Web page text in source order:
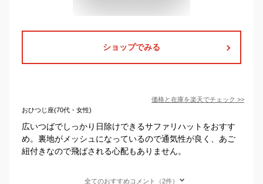
ショップでみる
価格と在庫を楽天でチェック >>
おひつじ座(70代・女性)
広いつばでしっかり日除けできるサファリハットをおすす
め。裏地がメッシュになっているので通気性が良く、あご
紐付きなので飛ばされる心配もありません。
全てのおすすめコメント（2件）